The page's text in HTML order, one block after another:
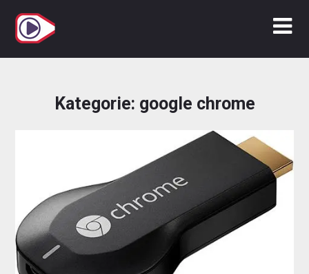
Inhalt
springen
Kategorie: google chrome